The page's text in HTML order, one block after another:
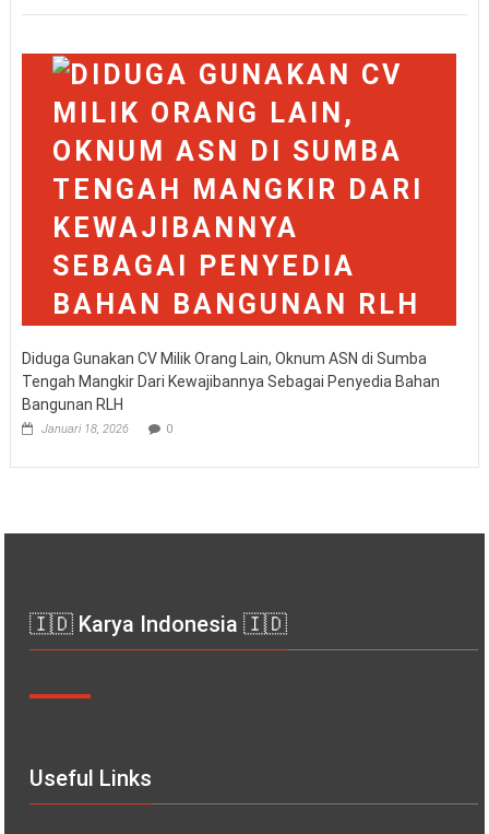
Diduga Gunakan CV Milik Orang Lain, Oknum ASN di Sumba
Tengah Mangkir Dari Kewajibannya Sebagai Penyedia Bahan
Bangunan RLH
Januari 18, 2026 0
🇮🇩 Karya Indonesia 🇮🇩
Useful Links